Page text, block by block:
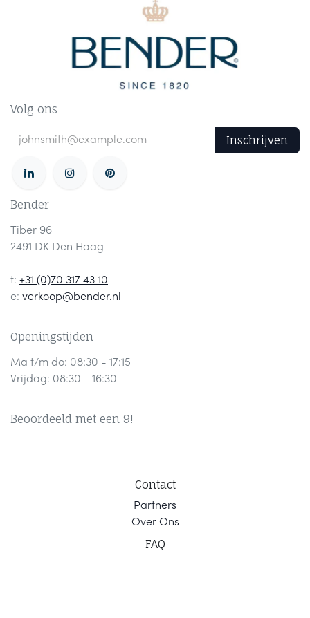
Volg ons
Inschrijven
Bender
Tiber 96
2491 DK Den Haag
t: +31 (0)70 317 43 10
e: verkoop@bender.nl
Openingstijden
Ma t/m do: 08:30 - 17:15
Vrijdag: 08:30 - 16:30
Beoordeeld met een 9!
Contact
Partners
Over Ons
FAQ